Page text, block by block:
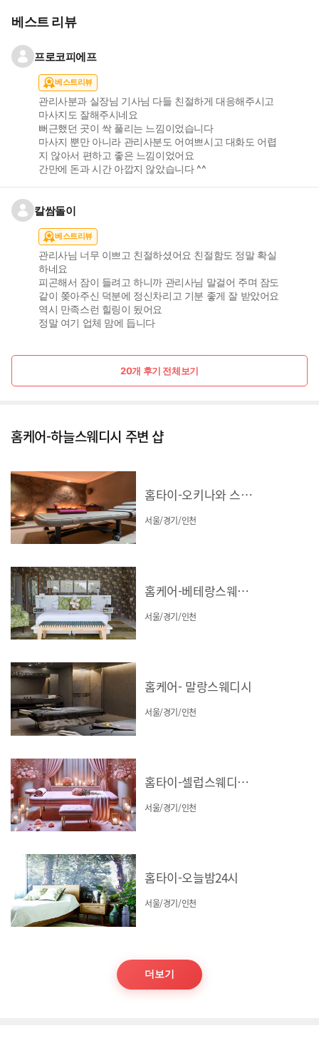
베스트 리뷰
프로코피에프
베스트리뷰
관리사분과 실장님 기사님 다들 친절하게 대응해주시고
마사지도 잘해주시네요
뻐근했던 곳이 싹 풀리는 느낌이었습니다
마사지 뿐만 아니라 관리사분도 어여쁘시고 대화도 어렵
지 않아서 편하고 좋은 느낌이었어요
간만에 돈과 시간 아깝지 않았습니다 ^^
칼쌈돌이
베스트리뷰
관리사님 너무 이쁘고 친절하셨어요 친절함도 정말 확실
하네요
피곤해서 잠이 들려고 하니까 관리사님 말걸어 주며 잠도
같이 쫒아주신 덕분에 정신차리고 기분 좋게 잘 받았어요
역시 만족스런 힐링이 됬어요
정말 여기 업체 맘에 듭니다
20개 후기 전체보기
홈케어-하늘스웨디시 주변 샵
홈타이-오키나와 스웨디시
서울/경기/인천
홈케어-베테랑스웨디시
서울/경기/인천
홈케어- 말랑스웨디시
서울/경기/인천
홈타이-셀럽스웨디시(서울/경기/인천)
서울/경기/인천
홈타이-오늘밤24시
서울/경기/인천
더보기